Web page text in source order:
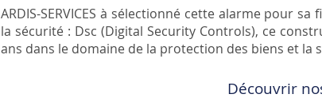
ARDIS-SERVICES à sélectionné cette alarme pour
la sécurité : Dsc (Digital Security Controls), ce
ans dans le domaine de la protection des biens et la
Découvrir